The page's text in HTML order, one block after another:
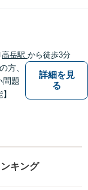
さ
高岳駅 から徒歩3分
方、
問題
詳細を見
る
キング